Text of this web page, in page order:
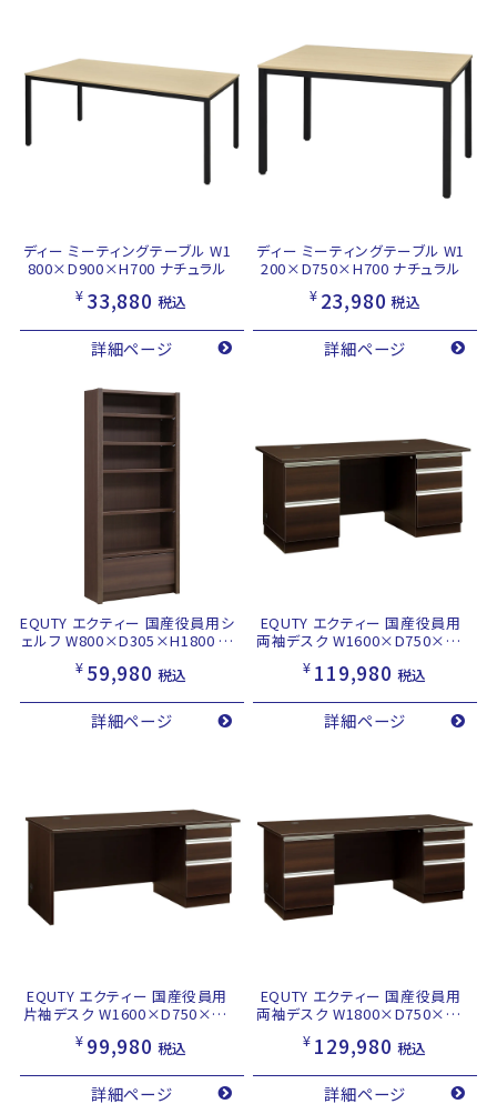
ディー ミーティングテーブル W1
800×D900×H700 ナチュラル
¥ 33,880 税込
詳細ページ
ディー ミーティングテーブル W1
200×D750×H700 ナチュラル
¥ 23,980 税込
詳細ページ
EQUTY エクティー 国産役員用シ
ェルフ W800×D305×H1800 ダ
¥ 59,980 税込
詳細ページ
EQUTY エクティー 国産役員用
両袖デスク W1600×D750×H7
14 ダークブラウン
¥ 119,980 税込
詳細ページ
EQUTY エクティー 国産役員用
片袖デスク W1600×D750×H7
¥ 99,980 税込
詳細ページ
EQUTY エクティー 国産役員用
両袖デスク W1800×D750×H7
¥ 129,980 税込
詳細ページ